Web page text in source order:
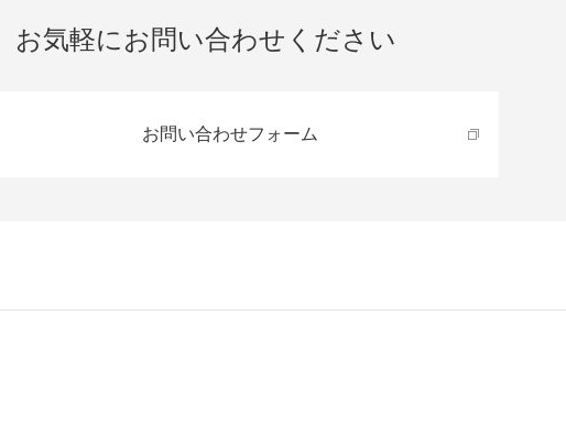
お気軽にお問い合わせください
お問い合わせフォーム